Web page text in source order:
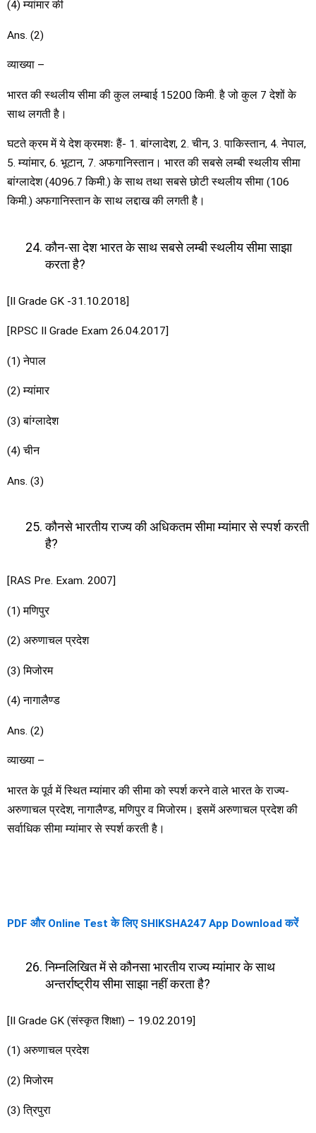
(4) म्यांमार की
Ans. (2)
व्याख्या –
भारत की स्थलीय सीमा की कुल लम्बाई 15200 किमी. है जो कुल 7 देशों के
साथ लगती है।
घटते क्रम में ये देश क्रमशः हैं- 1. बांग्लादेश, 2. चीन, 3. पाकिस्तान, 4. नेपाल,
5. म्यांमार, 6. भूटान, 7. अफगानिस्तान। भारत की सबसे लम्बी स्थलीय सीमा
बांग्लादेश (4096.7 किमी.) के साथ तथा सबसे छोटी स्थलीय सीमा (106
किमी.) अफगानिस्तान के साथ लद्दाख की लगती है।
कौन-सा देश भारत के साथ सबसे लम्बी स्थलीय सीमा साझा
करता है?
[II Grade GK -31.10.2018]
[RPSC II Grade Exam 26.04.2017]
(1) नेपाल
(2) म्यांमार
(3) बांग्लादेश
(4) चीन
Ans. (3)
कौनसे भारतीय राज्य की अधिकतम सीमा म्यांमार से स्पर्श करती
है?
[RAS Pre. Exam. 2007]
(1) मणिपुर
(2) अरुणाचल प्रदेश
(3) मिजोरम
(4) नागालैण्ड
Ans. (2)
व्याख्या –
भारत के पूर्व में स्थित म्यांमार की सीमा को स्पर्श करने वाले भारत के राज्य-
अरुणाचल प्रदेश, नागालैण्ड, मणिपुर व मिजोरम। इसमें अरुणाचल प्रदेश की
सर्वाधिक सीमा म्यांमार से स्पर्श करती है।
PDF और Online Test के लिए SHIKSHA247 App Download करें
निम्नलिखित में से कौनसा भारतीय राज्य म्यांमार के साथ
अन्तर्राष्ट्रीय सीमा साझा नहीं करता है?
[II Grade GK (संस्कृत शिक्षा) – 19.02.2019]
(1) अरुणाचल प्रदेश
(2) मिजोरम
(3) त्रिपुरा